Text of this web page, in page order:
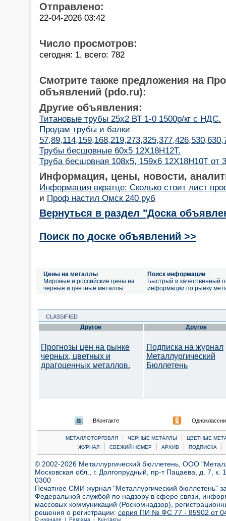
Отправлено:
22-04-2026 03:42
Число просмотров:
сегодня: 1, всего: 782
Смотрите также предложения на
объявлений (pdo.ru):
Другие объявления:
Титановые трубы 25х2 ВТ 1-0 1500р/кг с НДС.
Продам трубы и балки
Трубы бесшовные 60х5 12Х18Н12Т.
Труба бесшовная 108х5, 159х6 12Х18Н10Т от
Информация, цены, новости,
Информация вкратце: Сколько стоит лист
и Проф настил Омск 240 руб
Вернуться в раздел "Доска
Поиск по доске объявлений >>
Цены на металлы
Мировые и российские цены на
черные и цветные металлы
Поиск информации
Быстрый и качественный
информации по рынку
CLASSIFIED
Другое
Прогнозы цен на рынке
черных, цветных и
драгоценных металлов.
Другое
Подписка на журнал
Металлургический
Бюллетень
ВКонтакте
МЕТАЛЛОТОРГОВЛЯ | ЧЕРНЫЕ МЕТАЛЛЫ |
ЦВЕТНЫЕ
ЖУРНАЛ
| СВЕЖИЙ НОМЕР | АРХИВ | ПОДПИСКА |
© 2002-2026 Металлургический бюллетень, ООО
Московская обл., г. Долгопрудный, пр-т Пацаева, д. 7,
0300
Печатное СМИ журнал "Металлургический бюллетень"
Федеральной службой по надзору в сфере связи,
массовых коммуникаций (Роскомнадзор),
решения о регистрации: серия ПИ № ФС 77 - 85902 от 04
О журнале | Реклама | Контакты